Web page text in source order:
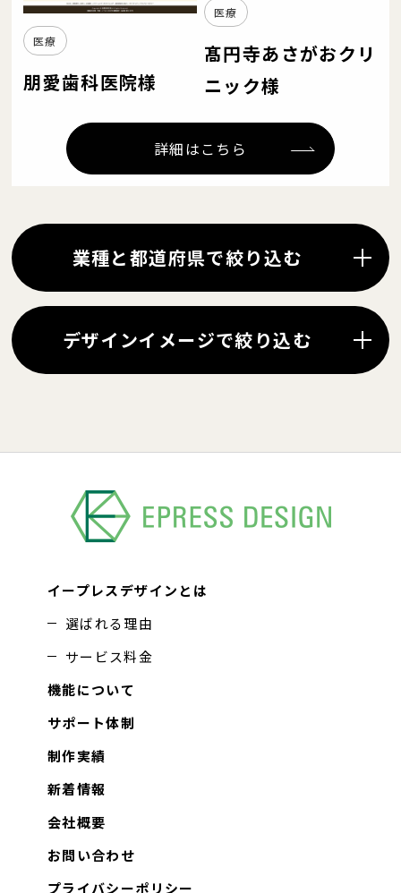
医療
朋愛歯科医院様
医療
髙円寺あさがおクリ
ニック様
詳細はこちら
業種と都道府県で絞り込む
デザインイメージで絞り込む
イープレスデザインとは
選ばれる理由
サービス料金
機能について
サポート体制
制作実績
新着情報
会社概要
お問い合わせ
プライバシーポリシー